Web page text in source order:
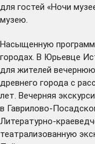
для гостей «Ночи
музею.
Насыщенную
городах. В Юрьевце
для жителей
древнего города с
лет. Вечерняя
в Гаврилово-
Литературно-
театрализованную